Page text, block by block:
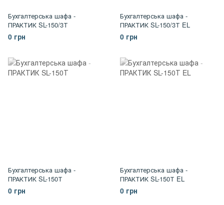
Бухгалтерська шафа -
ПРАКТИК SL-150/3Т
0 грн
Бухгалтерська шафа -
ПРАКТИК SL-150/3Т EL
0 грн
Бухгалтерська шафа -
ПРАКТИК SL-150Т
0 грн
Бухгалтерська шафа -
ПРАКТИК SL-150Т EL
0 грн